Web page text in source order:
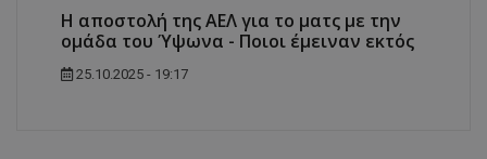
Η αποστολή της ΑΕΛ για το ματς με την
ομάδα του Ύψωνα - Ποιοι έμειναν εκτός
25.10.2025 - 19:17